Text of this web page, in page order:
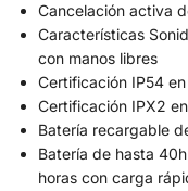
Cancelación activa
Características
con manos libres
Certificación IP54
Certificación IPX2
Batería recargable
Batería de hasta
horas con carga